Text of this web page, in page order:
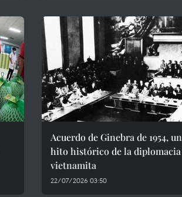
Acuerdo de Ginebra de 1954, un
hito histórico de la diplomacia
vietnamita
22/07/2026 03:50